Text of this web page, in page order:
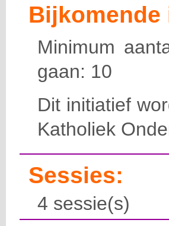
Bijkomende
Minimum
gaan: 10
Dit initiatief
Katholiek
Sessies:
4 sessie(s)